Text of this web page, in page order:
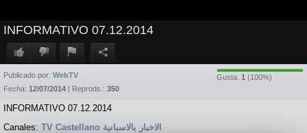
INFORMATIVO 07.12.2014
Gusta: 1 (100%)
Publicado por: WebTV
Fecha: 12/07/2014 | Reprods.: 350
INFORMATIVO 07.12.2014
Canales:
TV Castellano الاخبار بالاسبانية